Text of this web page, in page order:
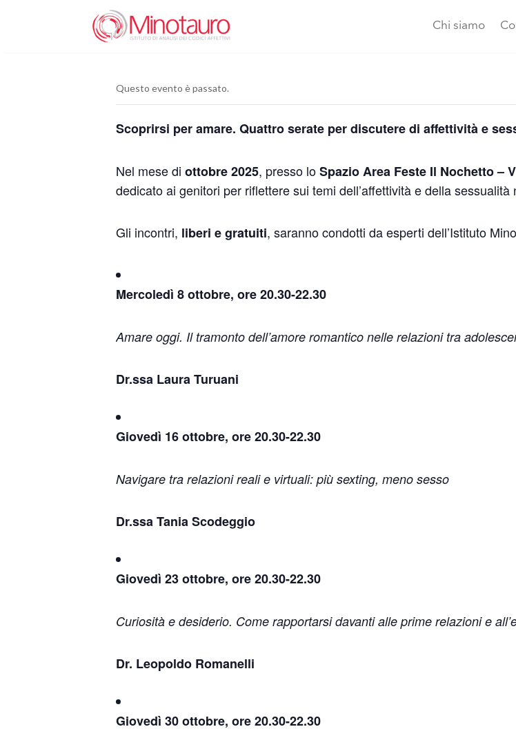
Chi siamo
Questo evento è passato.
Scoprirsi per amare. Quattro serate per discutere di affettività e
Nel mese di ottobre 2025, presso loSpazio Area Feste Il Nochetto –
dedicato ai genitori per riflettere sui temi dell’affettività e della
Gli incontri, liberi e gratuiti, saranno condotti da esperti dell’Istituto
Mercoledì 8 ottobre, ore 20.30-22.30
Amare oggi. Il tramonto dell’amore romantico nelle relazioni tra
Dr.ssa Laura Turuani
Giovedì 16 ottobre, ore 20.30-22.30
Navigare tra relazioni reali e virtuali: più sexting, meno sesso
Dr.ssa Tania Scodeggio
Giovedì 23 ottobre, ore 20.30-22.30
Curiosità e desiderio. Come rapportarsi davanti alle prime relazioni e
Dr. Leopoldo Romanelli
Giovedì 30 ottobre, ore 20.30-22.30